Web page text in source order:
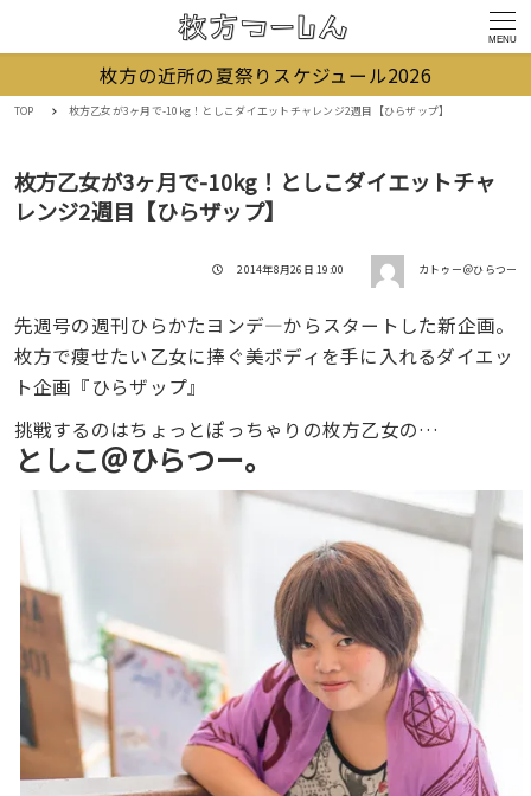
MENU
枚方の近所の夏祭りスケジュール2026
TOP 枚方乙女が3ヶ月で-10kg！としこダイエットチャレンジ2週目【ひらザップ】
枚方乙女が3ヶ月で-10kg！としこダイエットチャ
レンジ2週目【ひらザップ】
投稿日
2014年8月26日 19:00 著者 カトゥー＠ひらつー
先週号の週刊ひらかたヨンデ―からスタートした新企画。
枚方で痩せたい乙女に捧ぐ美ボディを手に入れるダイエッ
ト企画『ひらザップ』
挑戦するのはちょっとぽっちゃりの枚方乙女の…
としこ＠ひらつー。